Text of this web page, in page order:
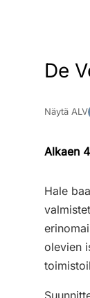
De
Näytä ALV
Alkaen
Hale
olevien